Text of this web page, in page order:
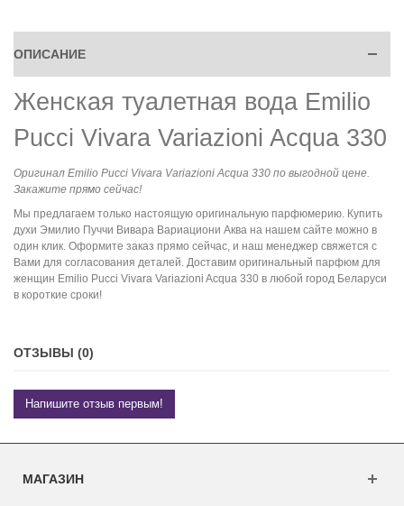
ОПИСАНИЕ
Женская туалетная вода Emilio
Pucci Vivara Variazioni Acqua 330
Оригинал Emilio Pucci Vivara Variazioni Acqua 330 по выгодной цене.
Закажите прямо сейчас!
Мы предлагаем только настоящую оригинальную парфюмерию. Купить
духи Эмилио Пуччи Вивара Вариациони Аква на нашем сайте можно в
один клик. Оформите заказ прямо сейчас, и наш менеджер свяжется с
Вами для согласования деталей. Доставим оригинальный парфюм для
женщин Emilio Pucci Vivara Variazioni Acqua 330 в любой город Беларуси
в короткие сроки!
ОТЗЫВЫ (0)
Напишите отзыв первым!
МАГАЗИН